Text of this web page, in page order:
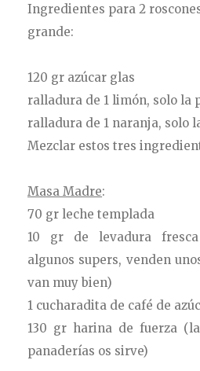
Ingredientes para 2
grande:
120 gr azúcar glas
ralladura de 1 limón, solo la
ralladura de 1 naranja, solo
Mezclar estos tres
Masa Madre:
70 gr leche templada
10 gr de levadura
algunos supers, venden
van muy bien)
1 cucharadita de café de
130 gr harina de fuerza
panaderías os sirve)